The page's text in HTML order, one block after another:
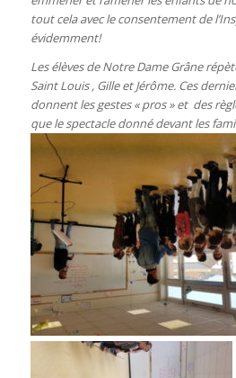
tout cela avec le consentement de
évidemment!
Les élèves de Notre Dame Grâne
Saint Louis , Gille et Jérôme. Ces
donnent les gestes « pros » et des
que le spectacle donné devant les